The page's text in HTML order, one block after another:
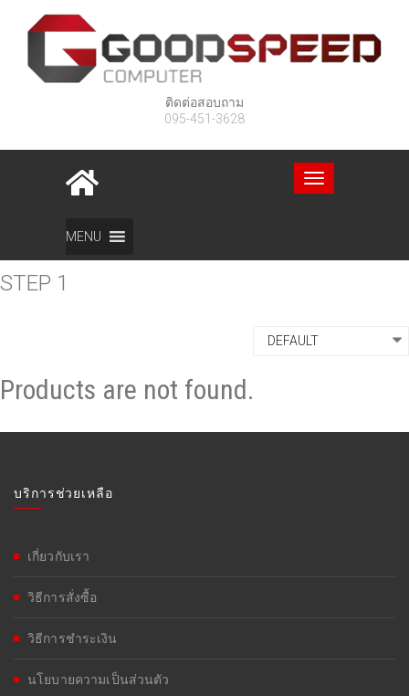
ติดต่อสอบถาม
095-451-3628
Toggle
navigation
MENU
Enschede casino
STEP 1
Products are not found.
บริการช่วยเหลือ
เกี่ยวกับเรา
วิธีการสั่งซื้อ
วิธีการชำระเงิน
นโยบายความเป็นส่วนตัว